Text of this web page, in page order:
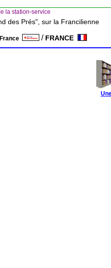
la station-service
des Prés", sur la Francilienne
France / FRANCE